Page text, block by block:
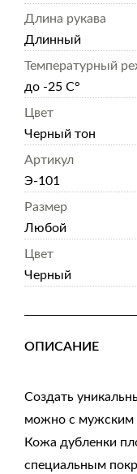
Длина рукава
Длинный
Температурный
до -25 С°
Цвет
Черный тон
Артикул
Э-101
Размер
Любой
Цвет
Черный
ОПИСАНИЕ
Создать
можно с мужским
Кожа дубленки
специальным